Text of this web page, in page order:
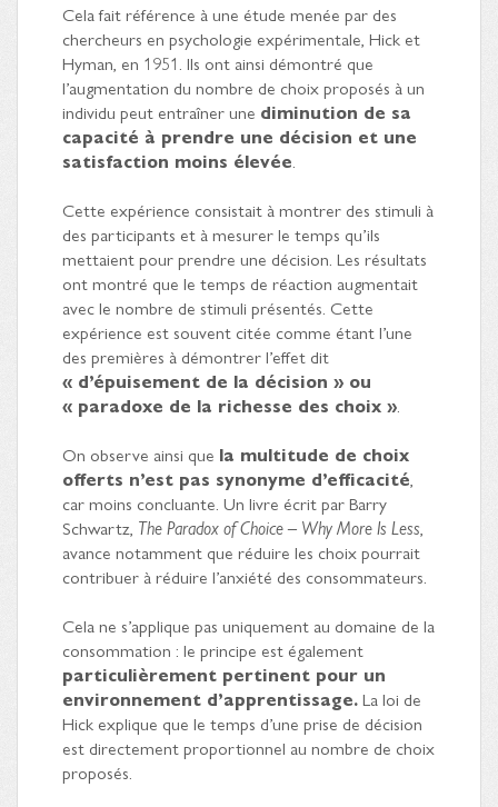
Cela fait référence à une étude menée par des
chercheurs en psychologie expérimentale, Hick et
Hyman, en 1951. Ils ont ainsi démontré que
l’augmentation du nombre de choix proposés à un
individu peut entraîner une diminution de sa
capacité à prendre une décision et une
satisfaction moins élevée.
Cette expérience consistait à montrer des stimuli à
des participants et à mesurer le temps qu’ils
mettaient pour prendre une décision. Les résultats
ont montré que le temps de réaction augmentait
avec le nombre de stimuli présentés. Cette
expérience est souvent citée comme étant l’une
des premières à démontrer l’effet dit
« d’épuisement de la décision » ou
« paradoxe de la richesse des choix ».
On observe ainsi que la multitude de choix
offerts n’est pas synonyme d’efficacité,
car moins concluante. Un livre écrit par Barry
Schwartz, The Paradox of Choice – Why More Is Less,
avance notamment que réduire les choix pourrait
contribuer à réduire l’anxiété des consommateurs.
Cela ne s’applique pas uniquement au domaine de la
consommation : le principe est également
particulièrement pertinent pour un
environnement d’apprentissage.La loi de
Hick explique que le temps d’une prise de décision
est directement proportionnel au nombre de choix
proposés.